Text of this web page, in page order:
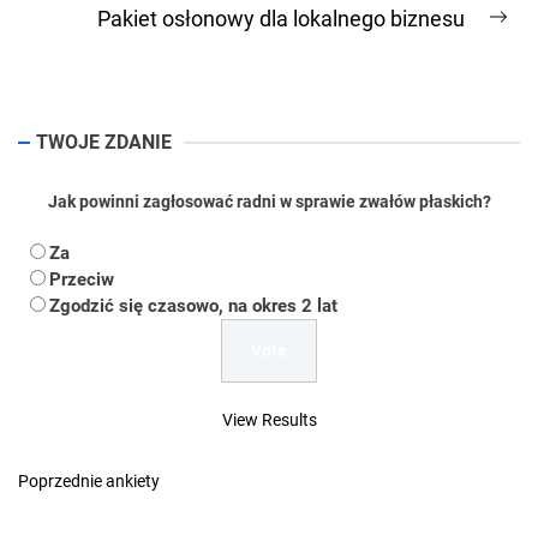
Pakiet osłonowy dla lokalnego biznesu
TWOJE ZDANIE
Jak powinni zagłosować radni w sprawie zwałów płaskich?
Za
Przeciw
Zgodzić się czasowo, na okres 2 lat
View Results
Poprzednie ankiety